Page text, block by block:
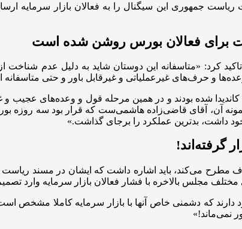
ریاست جمهوری این سیگنال را به فعالان بازار سرمایه
برای فعالان بورس روشن شده است
کرد: «متاسفانه این دوستان شاید به دلیل عدم شناخت
و حرف‌های غیرعملیاتی و غیرقابل باور و حتی متاسفانه
شده بودند و در همین مرحله قول و وعده‌های عجیب و
آن، آقای قاضی‌زاده هاشمی‌ست که قرار بود سه روزه
داشت، بدترین عملکرد را برجای گذاشت.»
گرفته‌اند!
مطرح می‌کند، باید اشاره داشت که ایشان در مسند
مجلس بالاخره با فشار فعالان بازار سرمایه وارد
که دشمنی خاص آنها با بازار سرمایه کاملا
نمی‌ماند!»